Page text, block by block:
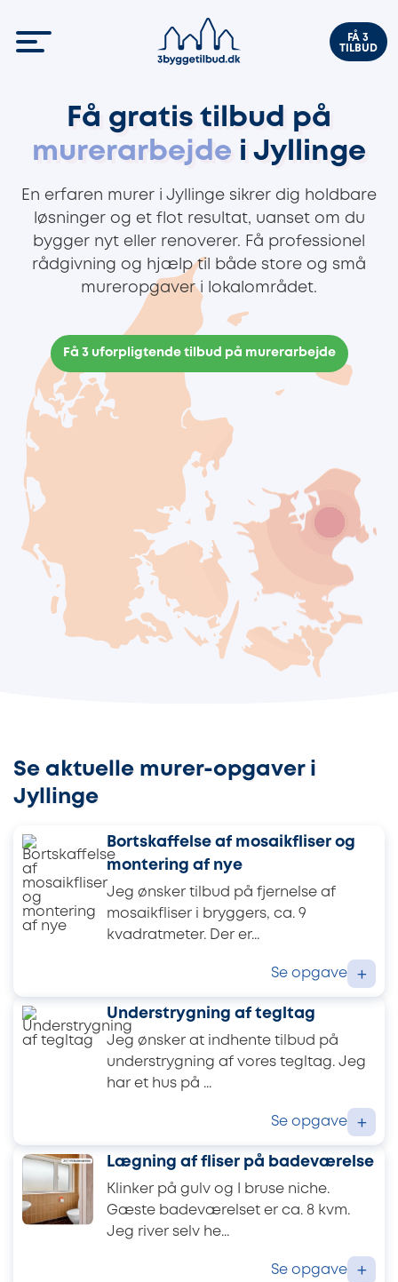
FÅ 3
TILBUD
Få gratis tilbud på
murerarbejde i Jyllinge
En erfaren murer i Jyllinge sikrer dig holdbare
løsninger og et flot resultat, uanset om du
bygger nyt eller renoverer. Få professionel
rådgivning og hjælp til både store og små
mureropgaver i lokalområdet.
Få 3 uforpligtende tilbud på murerarbejde
Se aktuelle murer-opgaver i
Jyllinge
Bortskaffelse af mosaikfliser og
montering af nye
Jeg ønsker tilbud på fjernelse af
mosaikfliser i bryggers, ca. 9
kvadratmeter. Der er...
Se opgave +
Understrygning af tegltag
Jeg ønsker at indhente tilbud på
understrygning af vores tegltag. Jeg
har et hus på ...
Se opgave +
Lægning af fliser på badeværelse
Klinker på gulv og I bruse niche.
Gæste badeværelset er ca. 8 kvm.
Jeg river selv he...
Se opgave +